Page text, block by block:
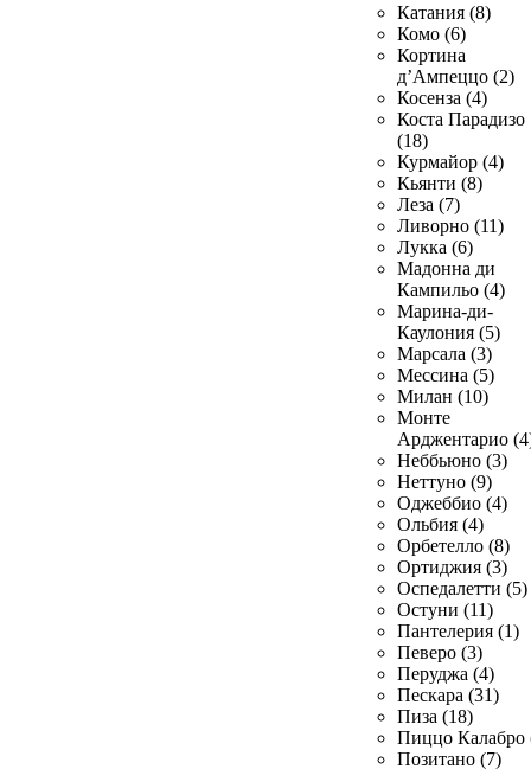
Катания (8)
Комо (6)
Кортина
д’Ампеццо (2)
Косенза (4)
Коста Парадизо
(18)
Курмайор (4)
Кьянти (8)
Леза (7)
Ливорно (11)
Лукка (6)
Мадонна ди
Кампильо (4)
Марина-ди-
Каулония (5)
Марсала (3)
Мессина (5)
Милан (10)
Монте
Арджентарио
Неббьюно (3)
Неттуно (9)
Оджеббио (4)
Ольбия (4)
Орбетелло (8)
Ортиджия (3)
Оспедалетти (5)
Остуни (11)
Пантелерия (1)
Певеро (3)
Перуджа (4)
Пескара (31)
Пиза (18)
Пиццо Калабро
Позитано (7)